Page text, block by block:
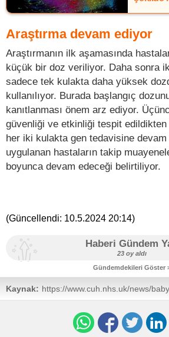
Araştırma devam ediyor
Araştırmanın ilk aşamasında
küçük bir doz veriliyor. Daha sonra
sadece tek kulakta daha yüksek
kullanılıyor. Burada başlangıç
kanıtlanması önem arz ediyor.
güvenliği ve etkinliği tespit
her iki kulakta gen tedavisine devam
uygulanan hastaların takip
boyunca devam edeceği belirtiliyor.
(Güncellendi: 10.5.2024 20:14)
Haberi Gündem
23 oy aldı
Gündemdekileri Göster
Kaynak: https://www.cuh.nhs.uk/news/
after-breakthrough-gene-therapy/